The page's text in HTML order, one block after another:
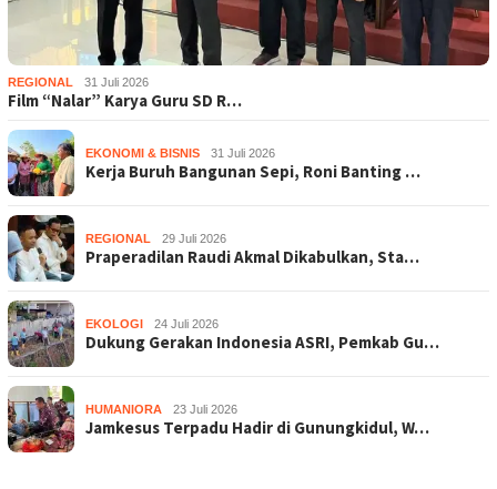
REGIONAL 31 Juli 2026
Film “Nalar” Karya Guru SD R…
EKONOMI & BISNIS 31 Juli 2026
Kerja Buruh Bangunan Sepi, Roni Banting …
REGIONAL 29 Juli 2026
Praperadilan Raudi Akmal Dikabulkan, Sta…
EKOLOGI 24 Juli 2026
Dukung Gerakan Indonesia ASRI, Pemkab Gu…
HUMANIORA 23 Juli 2026
Jamkesus Terpadu Hadir di Gunungkidul, W…